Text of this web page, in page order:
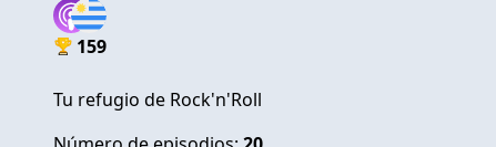
159
Tu refugio de Rock'n'Roll